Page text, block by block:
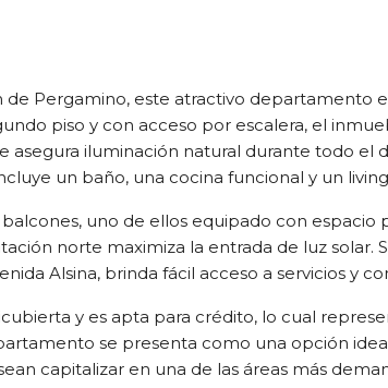
de Pergamino, este atractivo departamento
piso y con acceso por escalera, el
asegura iluminación natural durante todo el
un baño, una cocina funcional y un
uno de ellos equipado con espacio
norte maximiza la entrada de luz solar.
Alsina, brinda fácil acceso a servicios y
y es apta para crédito, lo cual
se presenta como una opción
capitalizar en una de las áreas más